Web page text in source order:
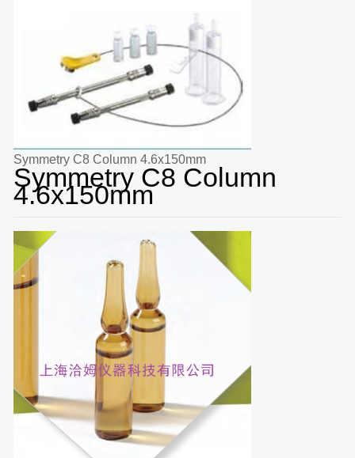
Symmetry C8 Column 4.6x150mm
Symmetry C8 Column
4.6x150mm